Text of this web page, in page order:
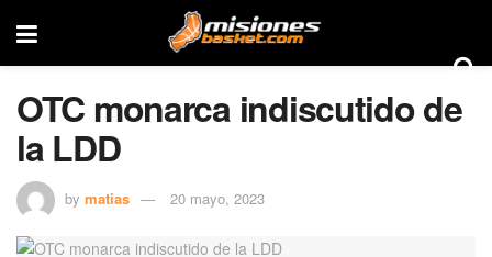
OTC monarca indiscutido de
la LDD
by matias 20 mayo, 2023